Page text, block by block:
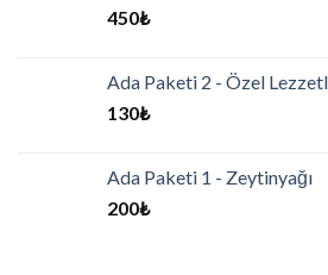
450₺
Ada Paketi 2 - Özel
130₺
Ada Paketi 1 - Zeytinyağı
200₺